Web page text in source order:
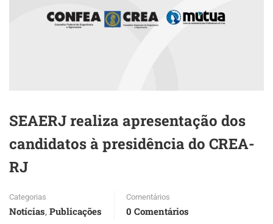
SEAERJ realiza apresentação dos
candidatos à presidência do CREA-
RJ
Categorias
Notícias, Publicações
Comentários
0 Comentários